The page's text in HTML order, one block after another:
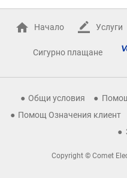
Начало Услуги
Сигурно плащане
Общи условия
Помощ Означения клиент
Copyright © Comet